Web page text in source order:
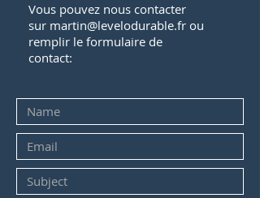
Vous pouvez nous contacter
sur martin@levelodurable.fr ou
remplir le formulaire de
contact: